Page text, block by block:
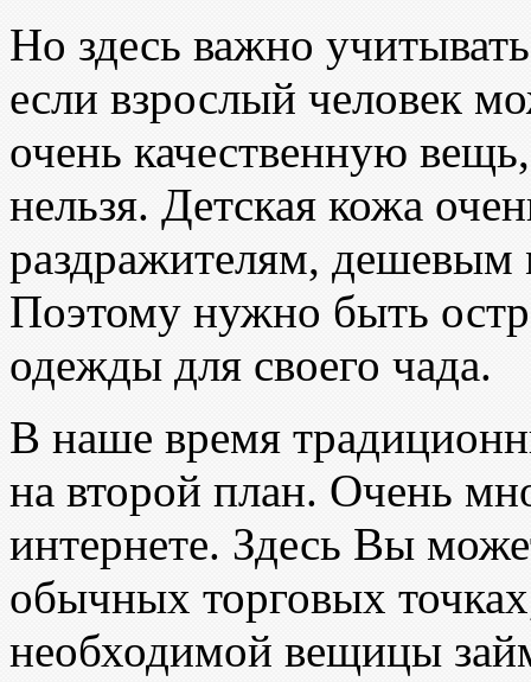
Но здесь важно
если взрослый человек
очень качественную
нельзя. Детская кожа
раздражителям, дешевым
Поэтому нужно быть
одежды для своего чада.
В наше время
на второй план. Очень
интернете. Здесь Вы
обычных торговых
необходимой вещицы